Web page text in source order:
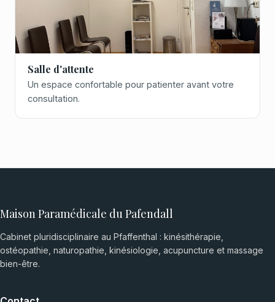
Salle d'attente
Un espace confortable pour patienter avant votre
consultation.
Maison Paramédicale du Pafendall
Cabinet pluridisciplinaire au Pfaffenthal : kinésithérapie,
ostéopathie, naturopathie, kinésiologie, acupuncture et massage
bien-être.